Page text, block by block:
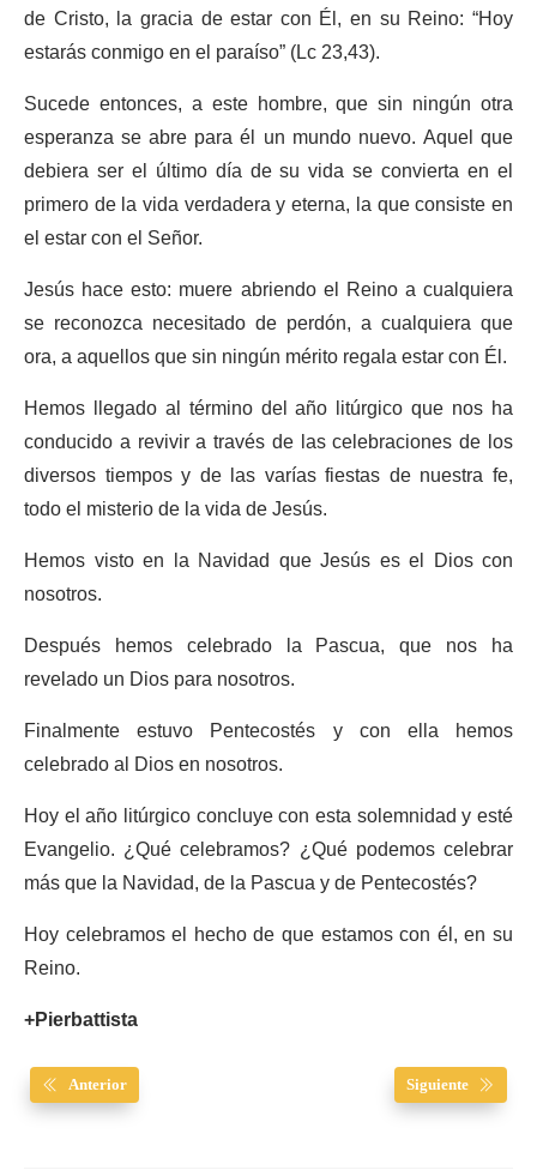
de Cristo, la gracia de estar con Él, en su Reino: “Hoy
estarás conmigo en el paraíso” (Lc 23,43).
Sucede entonces, a este hombre, que sin ningún otra
esperanza se abre para él un mundo nuevo. Aquel que
debiera ser el último día de su vida se convierta en el
primero de la vida verdadera y eterna, la que consiste en
el estar con el Señor.
Jesús hace esto: muere abriendo el Reino a cualquiera
se reconozca necesitado de perdón, a cualquiera que
ora, a aquellos que sin ningún mérito regala estar con Él.
Hemos llegado al término del año litúrgico que nos ha
conducido a revivir a través de las celebraciones de los
diversos tiempos y de las varías fiestas de nuestra fe,
todo el misterio de la vida de Jesús.
Hemos visto en la Navidad que Jesús es el Dios con
nosotros.
Después hemos celebrado la Pascua, que nos ha
revelado un Dios para nosotros.
Finalmente estuvo Pentecostés y con ella hemos
celebrado al Dios en nosotros.
Hoy el año litúrgico concluye con esta solemnidad y esté
Evangelio. ¿Qué celebramos? ¿Qué podemos celebrar
más que la Navidad, de la Pascua y de Pentecostés?
Hoy celebramos el hecho de que estamos con él, en su
Reino.
+Pierbattista
Anterior Siguiente